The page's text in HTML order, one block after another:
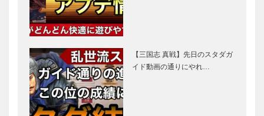
【三国志 真戦】先日のスタダガ
イド動画の通りにやれ…